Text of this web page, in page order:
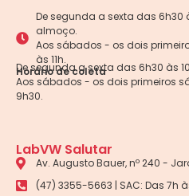
De segunda a sexta das 6h30
almoço.
Aos sábados - os dois
às 11h.
Horário de coleta
De segunda a sexta das 6h30 às
Aos sábados - os dois primeiros
9h30.
LabVW Salutar
Av. Augusto Bauer, nº 240 -
(47) 3355-5663 | SAC: Das 7h